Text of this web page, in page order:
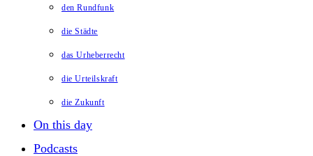
den Rundfunk
die Städte
das Urheberrecht
die Urteilskraft
die Zukunft
On this day
Podcasts